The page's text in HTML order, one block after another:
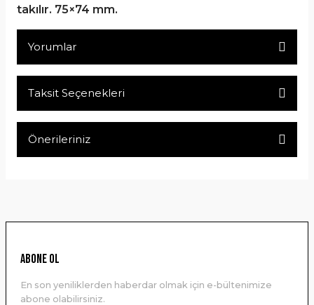
takılır. 75×74 mm.
Yorumlar
Taksit Seçenekleri
Önerileriniz
Ürün resmi kalitesiz, bozuk veya görüntülenemiyor.
Ürün bilgilerinde hatalar bulunuyor.
ABONE OL
En son yeniliklerden haberdar olmak için e-bültenimize
abone olabilirsiniz.